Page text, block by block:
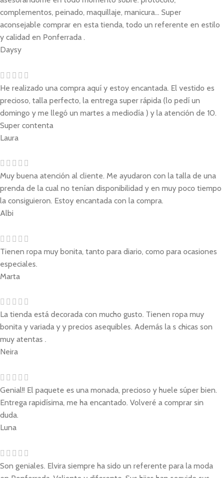
complementos, peinado, maquillaje, manicura... Super
aconsejable comprar en esta tienda, todo un referente en estilo
y calidad en Ponferrada .
Daysy
He realizado una compra aquí y estoy encantada. El vestido es
precioso, talla perfecto, la entrega super rápida (lo pedí un
domingo y me llegó un martes a mediodía ) y la atención de 10.
Super contenta
Laura
Muy buena atención al cliente. Me ayudaron con la talla de una
prenda de la cual no tenían disponibilidad y en muy poco tiempo
la consiguieron. Estoy encantada con la compra.
Albi
Tienen ropa muy bonita, tanto para diario, como para ocasiones
especiales.
Marta
La tienda está decorada con mucho gusto. Tienen ropa muy
bonita y variada y y precios asequibles. Además la s chicas son
muy atentas .
Neira
Genial!! El paquete es una monada, precioso y huele súper bien.
Entrega rapidísima, me ha encantado. Volveré a comprar sin
duda.
Luna
Son geniales. Elvira siempre ha sido un referente para la moda